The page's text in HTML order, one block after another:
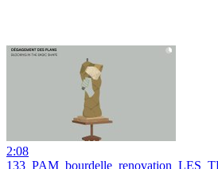
2:08